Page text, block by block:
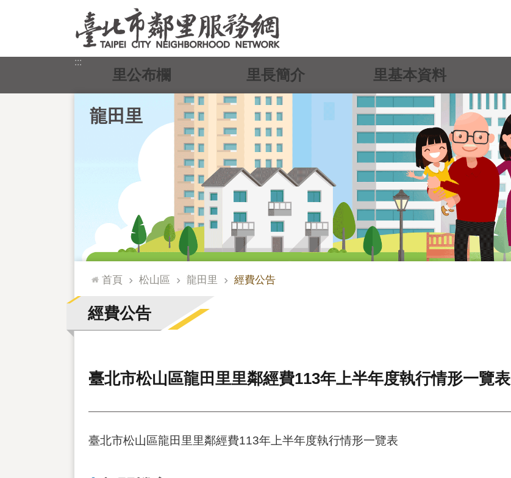
:::
龍田里
里公布欄 里長簡介 里基本資料
::: 首頁 松山區 龍田里 經費公告
經費公告
臺北市松山區龍田里里鄰經費113年上半年度執行情形一覽表
臺北市松山區龍田里里鄰經費113年上半年度執行情形一覽表